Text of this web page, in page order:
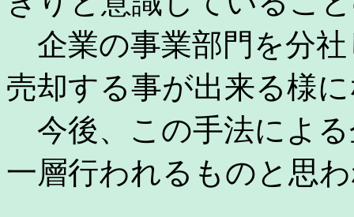
企業の事業部門を分
売却する事が出来る様
今後、この手法によ
一層行われるものと思